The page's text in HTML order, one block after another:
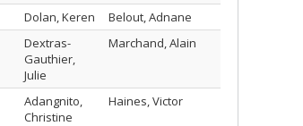
Dolan, Keren
Belout, Adnane
Dextras-
Gauthier,
Julie
Marchand, Alain
Adangnito,
Christine
Haines, Victor